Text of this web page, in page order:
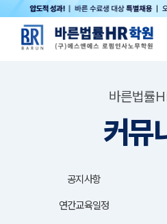
바른법률
커뮤
공지사항
연간교육일정